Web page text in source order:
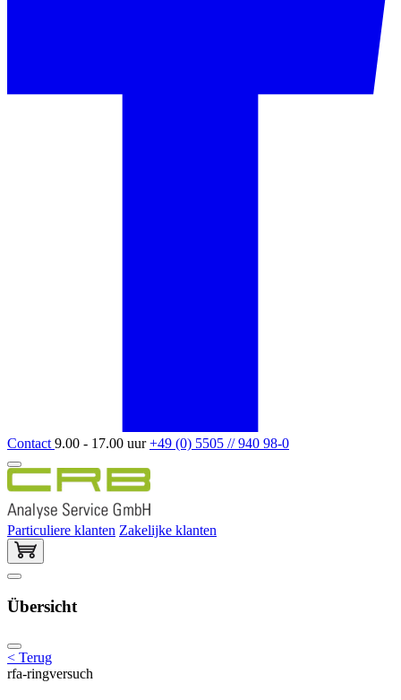
Contact 9.00 - 17.00 uur+49 (0) 5505 // 940 98-0
Particuliere klanten Zakelijke klanten
Übersicht
< Terug
rfa-ringversuch